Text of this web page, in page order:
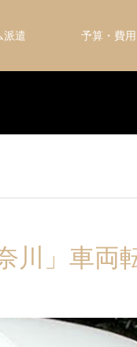
派遣 予算・費
川」車両